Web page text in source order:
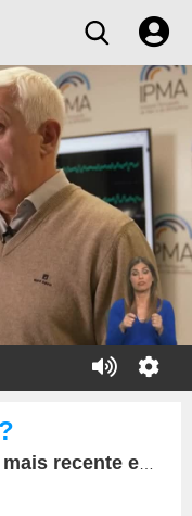
chefe da Divisão de Geofísica do IPMA, Fernando Carrilho.